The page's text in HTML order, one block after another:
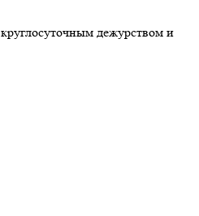
дежурством и